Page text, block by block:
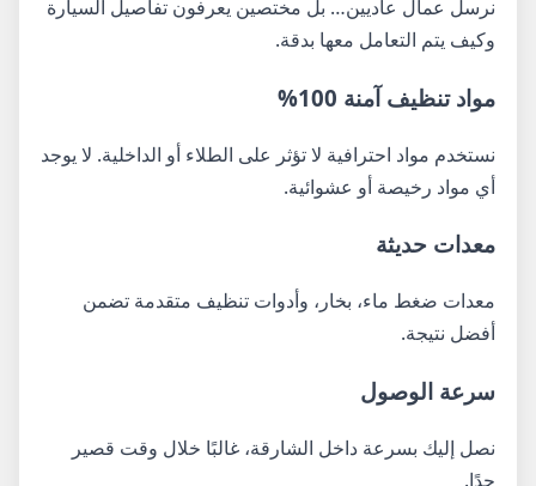
نرسل عمال عاديين… بل مختصين يعرفون تفاصيل السيارة
وكيف يتم التعامل معها بدقة.
مواد تنظيف آمنة 100%
نستخدم مواد احترافية لا تؤثر على الطلاء أو الداخلية. لا يوجد
أي مواد رخيصة أو عشوائية.
معدات حديثة
معدات ضغط ماء، بخار، وأدوات تنظيف متقدمة تضمن
أفضل نتيجة.
سرعة الوصول
نصل إليك بسرعة داخل الشارقة، غالبًا خلال وقت قصير
جدًا.